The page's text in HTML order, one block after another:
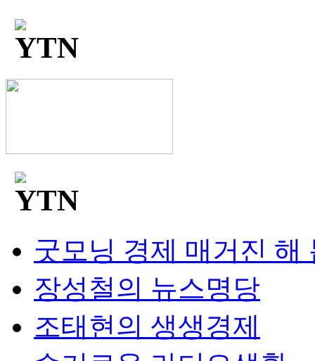
굿모닝 경제 매거진 해
장성철의 뉴스명당
조태현의 생생경제